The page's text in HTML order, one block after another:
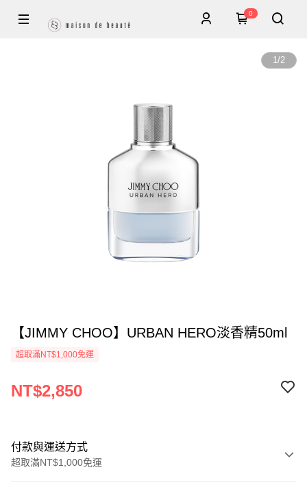
0
1/2
【JIMMY CHOO】URBAN HERO淡香精50ml
超取滿NT$1,000免運
NT$2,850
付款與運送方式
超取滿NT$1,000免運